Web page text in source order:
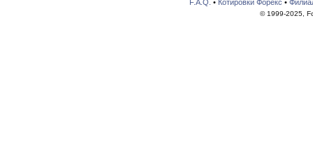
F.A.Q. • Котировки Форекс •
© 1999-2025,